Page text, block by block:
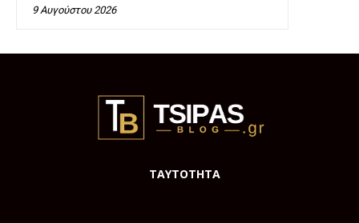
9 Αυγούστου 2026
ΤΑΥΤΟΤΗΤΑ